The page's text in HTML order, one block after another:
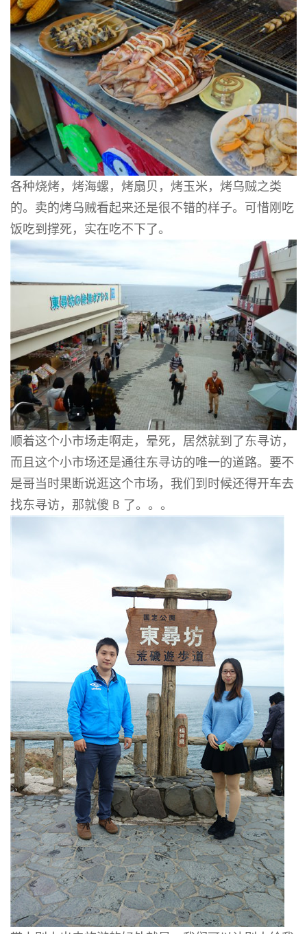
各种烧烤，烤海螺，烤扇贝，烤玉米，烤乌贼之类
的。卖的烤乌贼看起来还是很不错的样子。可惜刚吃
饭吃到撑死，实在吃不下了。
顺着这个小市场走啊走，晕死，居然就到了东寻访，
而且这个小市场还是通往东寻访的唯一的道路。要不
是哥当时果断说逛这个市场，我们到时候还得开车去
找东寻访，那就傻 B 了。。。